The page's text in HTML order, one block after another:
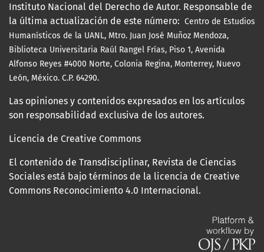
Instituto Nacional del Derecho de Autor. Responsable de
la última actualización de este número: Centro de Estudios
Humanísticos de la UANL, Mtro. Juan José Muñoz Mendoza,
Biblioteca Universitaria Raúl Rangel Frías, Piso 1, Avenida
Alfonso Reyes #4000 Norte, Colonia Regina, Monterrey, Nuevo
León, México. C.P. 64290.
Las opiniones y contenidos expresados en los artículos
son responsabilidad exclusiva de los autores.
Licencia de Creative Commons
El contenido de Transdisciplinar, Revista de Ciencias
Sociales está bajo términos de la licencia de Creative
Commons Reconocimiento 4.0 Internacional.